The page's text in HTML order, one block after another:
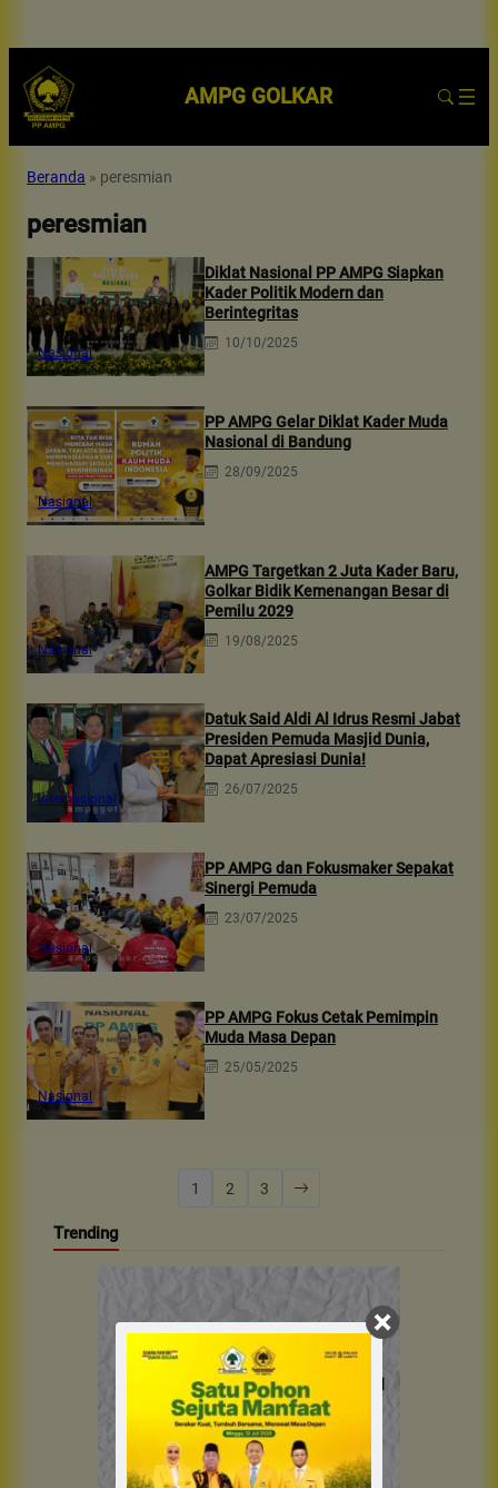
AMPG GOLKAR
Beranda » peresmian
peresmian
Nasional
Diklat Nasional PP AMPG Siapkan
Kader Politik Modern dan
Berintegritas
10/10/2025
Nasional
PP AMPG Gelar Diklat Kader Muda
Nasional di Bandung
28/09/2025
Nasional
AMPG Targetkan 2 Juta Kader Baru,
Golkar Bidik Kemenangan Besar di
Pemilu 2029
19/08/2025
Internasional
Datuk Said Aldi Al Idrus Resmi Jabat
Presiden Pemuda Masjid Dunia,
Dapat Apresiasi Dunia!
26/07/2025
Nasional
PP AMPG dan Fokusmaker Sepakat
Sinergi Pemuda
23/07/2025
Nasional
PP AMPG Fokus Cetak Pemimpin
Muda Masa Depan
25/05/2025
1 2 3
Trending